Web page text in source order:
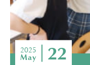
2025
May 22